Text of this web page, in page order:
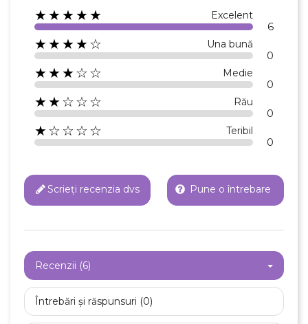
★★★★★ Excelent
6
★★★★☆ Una bună
0
★★★☆☆ Medie
0
★★☆☆☆ Rău
0
★☆☆☆☆ Teribil
0
Scrieți recenzia dvs Pune o întrebare
Recenzii (6)
Întrebări și răspunsuri (0)